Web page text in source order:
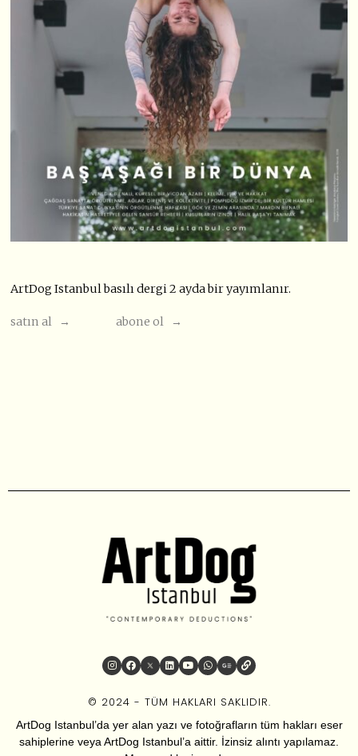
ArtDog Istanbul basılı dergi 2 ayda bir yayımlanır.
satın al → abone ol →
© 2024 - TÜM HAKLARI SAKLIDIR.
ArtDog Istanbul’da yer alan yazı ve fotoğrafların tüm hakları eser
sahiplerine veya ArtDog Istanbul’a aittir. İzinsiz alıntı yapılamaz.